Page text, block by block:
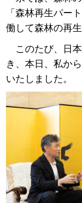
「森林再生パー
働して森林の再
このたび、日本
き、本日、私か
いたしました。